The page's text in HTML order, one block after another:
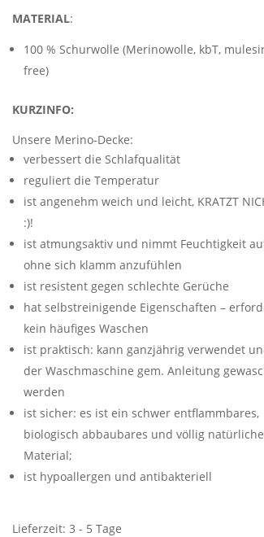
MATERIAL:
100 % Schurwolle (Merinowolle, kbT,
free)
KURZINFO:
Unsere Merino-Decke:
verbessert die Schlafqualität
reguliert die Temperatur
ist angenehm weich und leicht, KRATZT
:)!
ist atmungsaktiv und nimmt Feuchtigkeit
ohne sich klamm anzufühlen
ist resistent gegen schlechte Gerüche
hat selbstreinigende Eigenschaften –
kein häufiges Waschen
ist praktisch: kann ganzjährig verwendet
der Waschmaschine gem. Anleitung
werden
ist sicher: es ist ein schwer entflammbares,
biologisch abbaubares und völlig
Material;
ist hypoallergen und antibakteriell
Lieferzeit: 3 - 5 Tage